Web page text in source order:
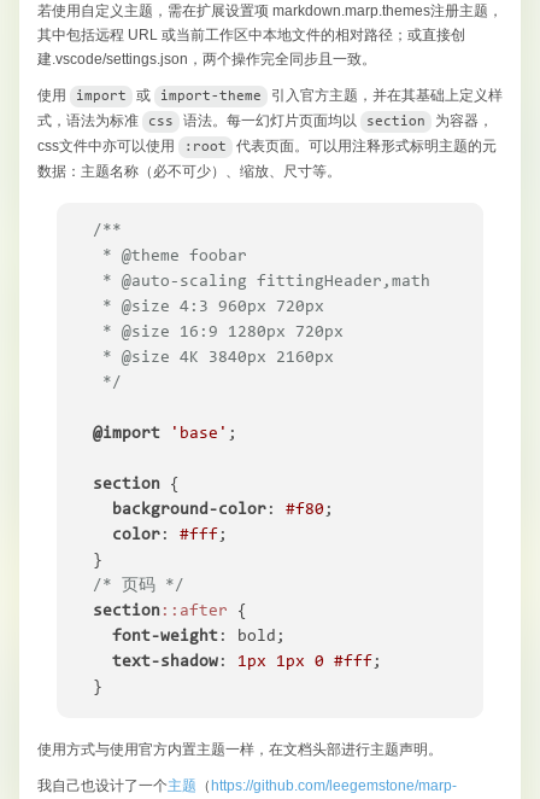
若使用自定义主题，需在扩展设置项 markdown.marp.themes注册主题，
其中包括远程 URL 或当前工作区中本地文件的相对路径；或直接创
建.vscode/settings.json，两个操作完全同步且一致。
使用 import ​或 import-theme
​引入官方主题，并在其基础上定义样
式，语法为标准
css ​语法。每一幻灯片页面均以 section
​为容器，
css文件中亦可以使用
:root
​代表页面。可以用注释形式标明主题的元
数据：主题名称（必不可少）、缩放、尺寸等。
/**
* @theme foobar
* @auto-scaling fittingHeader,math
* @size 4:3 960px 720px
* @size 16:9 1280px 720px
* @size 4K 3840px 2160px
*/
@import 'base' ;
section {
background-color : #f80 ;
color : #fff ;
/* 页码 */
section ::after {
font-weight : bold;
text-shadow : 1px 1px 0 #fff ;
}
使用方式与使用官方内置主题一样，在文档头部进行主题声明。
我自己也设计了一个主题 （https://github.com/leegemstone/marp-